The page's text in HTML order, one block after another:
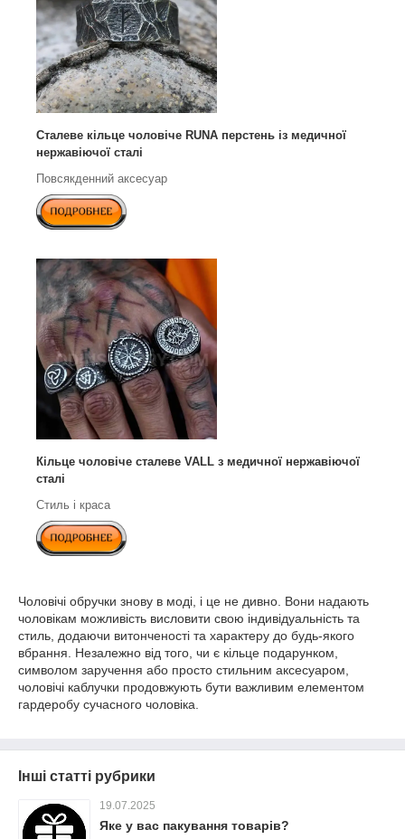
Cталеве кільце чоловіче RUNA перстень із медичної
нержавіючої сталі
Повсякденний аксесуар
Кільце чоловіче сталеве VALL з медичної нержавіючої
сталі
Стиль і краса
Чоловічі обручки знову в моді, і це не дивно. Вони надають
чоловікам можливість висловити свою індивідуальність та
стиль, додаючи витонченості та характеру до будь-якого
вбрання. Незалежно від того, чи є кільце подарунком,
символом заручення або просто стильним аксесуаром,
чоловічі каблучки продовжують бути важливим елементом
гардеробу сучасного чоловіка.
Інші статті рубрики
19.07.2025
Яке у вас пакування товарів?